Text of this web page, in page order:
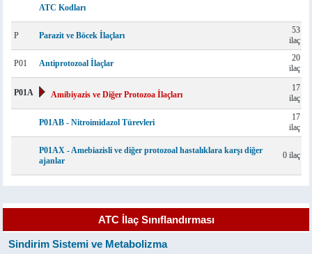
ATC Kodları
P Parazit ve Böcek İlaçları
53
ilaç
P01 Antiprotozoal İlaçlar
20
ilaç
P01A Amibiyazis ve Diğer Protozoa İlaçları
17
ilaç
P01AB - Nitroimidazol Türevleri
17
ilaç
P01AX - Amebiazisli ve diğer protozoal hastalıklara karşı diğer
ajanlar
0 ilaç
ATC İlaç Sınıflandırması
Sindirim Sistemi ve Metabolizma